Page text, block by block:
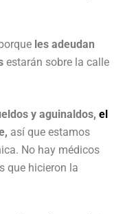
les adeudan
estarán sobre la calle
y aguinaldos, el
así que estamos
No hay médicos
que hicieron la